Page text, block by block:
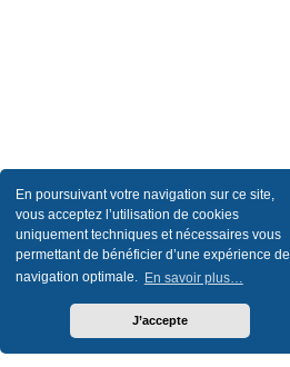
En poursuivant votre navigation sur ce site,
vous acceptez l’utilisation de cookies
uniquement techniques et nécessaires vous
permettant de bénéficier d’une expérience de
navigation optimale. En savoir plus…
J’accepte